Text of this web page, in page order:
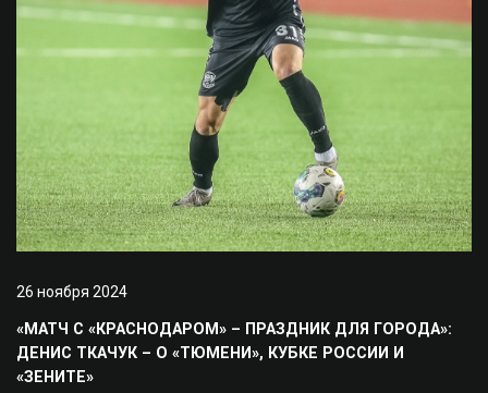
26 ноября 2024
«МАТЧ С «КРАСНОДАРОМ» – ПРАЗДНИК ДЛЯ ГОРОДА»:
ДЕНИС ТКАЧУК – О «ТЮМЕНИ», КУБКЕ РОССИИ И
«ЗЕНИТЕ»